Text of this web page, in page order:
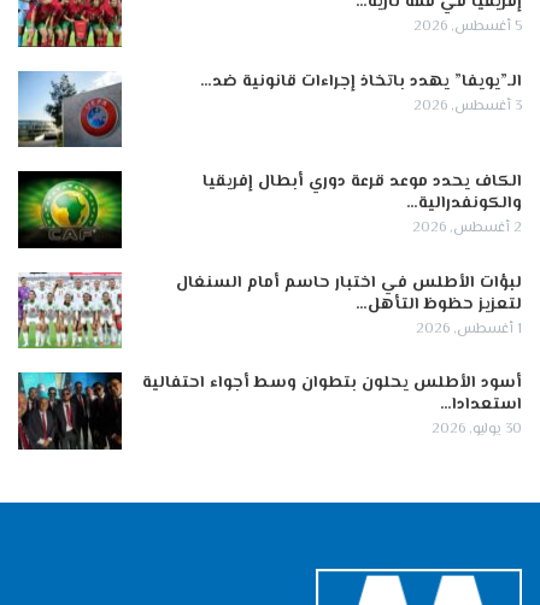
5 أغسطس, 2026
الـ”يويفا” يهدد باتخاذ إجراءات قانونية ضد…
3 أغسطس, 2026
الكاف يحدد موعد قرعة دوري أبطال إفريقيا
والكونفدرالية…
2 أغسطس, 2026
لبؤات الأطلس في اختبار حاسم أمام السنغال
لتعزيز حظوظ التأهل…
1 أغسطس, 2026
أسود الأطلس يحلون بتطوان وسط أجواء احتفالية
استعدادا…
30 يوليو, 2026